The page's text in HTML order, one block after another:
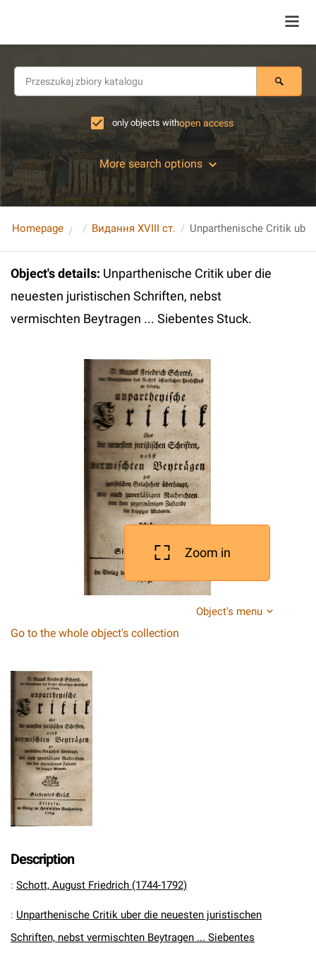
only objects withopen access
More search options
Homepage Видання XVIII ст.
Object's details: Unparthenische Critik uber die
neuesten juristischen Schriften, nebst
vermischten Beytragen ... Siebentes Stuck.
Zoom in
Object's menu
Go to the whole object's collection
Description
: Schott, August Friedrich (1744-1792)
: Unparthenische Critik uber die neuesten juristischen
Schriften, nebst vermischten Beytragen ... Siebentes